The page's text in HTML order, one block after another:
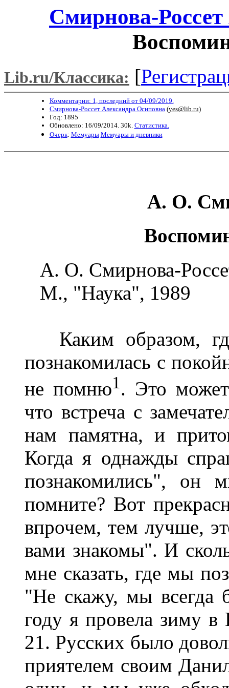
Смирнова-
Lib.ru/Классика: [
Комментарии: 1, последний от 04/09/2019.
Смирнова-Россет Александра Осиповна (yes@lib.ru)
Год: 1895
Обновлено: 16/09/2014. 30k. Статистика.
Очерк: Мемуары Мемуары и дневники
А. О.
А. О. Смирнова-
М., "Наука", 1989
Каким образом,
познакомилась с
не помню1. Это может
что встреча с
нам памятна, и
Когда я однажды
познакомились", он
помните? Вот
впрочем, тем лучше,
вами знакомы". И
мне сказать, где мы
"Не скажу, мы всегда
году я провела зиму
21. Русских было
приятелем своим